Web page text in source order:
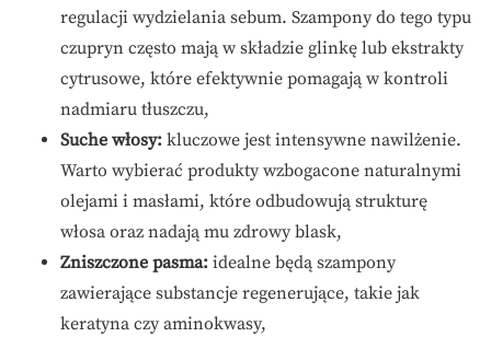
regulacji wydzielania sebum. Szampony do tego typu
czupryn często mają w składzie glinkę lub ekstrakty
cytrusowe, które efektywnie pomagają w kontroli
nadmiaru tłuszczu,
Suche włosy: kluczowe jest intensywne nawilżenie.
Warto wybierać produkty wzbogacone naturalnymi
olejami i masłami, które odbudowują strukturę
włosa oraz nadają mu zdrowy blask,
Zniszczone pasma: idealne będą szampony
zawierające substancje regenerujące, takie jak
keratyna czy aminokwasy,